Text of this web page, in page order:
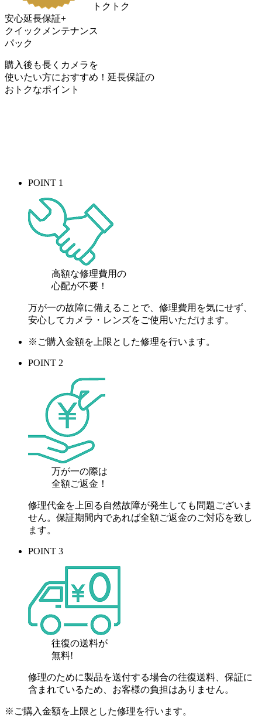
トクトク
安心延長保証+
クイックメンテナンス
パック
購入後も長くカメラを
使いたい方におすすめ！ 延長保証の
おトクなポイント
POINT 1
高額な修理費用の
心配が不要！
万が一の故障に備えることで、修理費用を気にせず、
安心してカメラ・レンズをご使用いただけます。
※ご購入金額を上限とした修理を行います。
POINT 2
万が一の際は
全額ご返金！
修理代金を上回る自然故障が発生しても問題ございま
せん。保証期間内であれば全額ご返金のご対応を致し
ます。
POINT 3
往復の送料が
無料!
修理のために製品を送付する場合の往復送料、保証に
含まれているため、お客様の負担はありません。
※ご購入金額を上限とした修理を行います。